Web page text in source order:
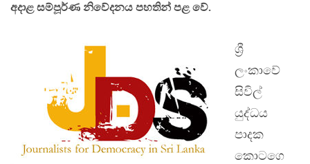
අදාළ සම්පූර්ණ නිවේදනය පහතින් පළ වේ.
ශ්‍රී
ලංකාවේ
සිවිල්
යුද්ධය
පාදක
කොටගෙ